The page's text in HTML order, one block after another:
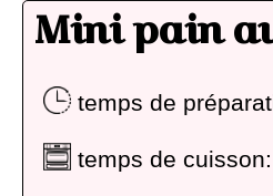
Mini pain
temps de
temps de cuisson: